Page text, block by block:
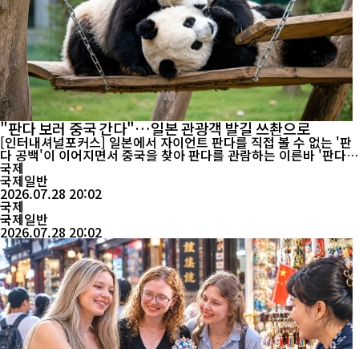
"판다 보러 중국 간다"…일본 관광객 발길 쓰촨으로
[인터내셔널포커스] 일본에서 자이언트 판다를 직접 볼 수 없는 '판
다 공백'이 이어지면서 중국을 찾아 판다를 관람하는 이른바 '판다
원정 여행'이 새로운 해외관광 트렌드로 떠오르고 있다. 일본 언론은
판다 관람 수요가 중국 관광으로 이어지며 관광시장에도 새로운 변
화가 나타나고 있다고 전했다. 일본 요미우리신문은 28일 일본 내
판다가 모두 중국으로 반환된 이후 해외에서 판다를 ...
국제
국제일반
2026.07.28 20:02
국제
국제일반
2026.07.28 20:02